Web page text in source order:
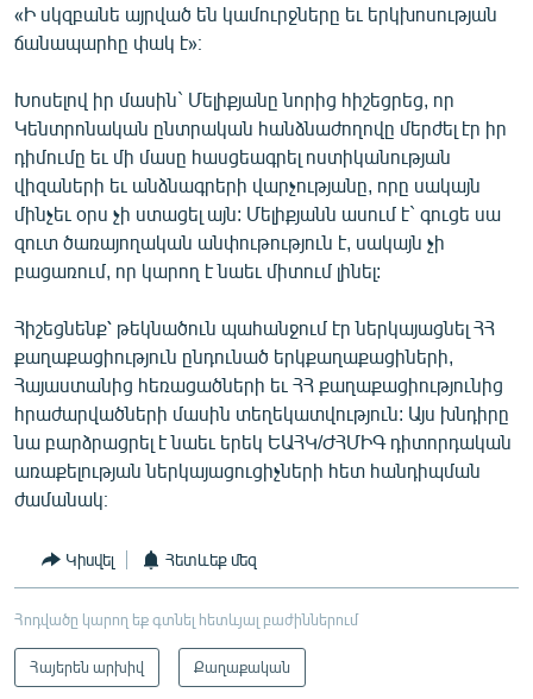
«Ի սկզբանե այրված են կամուրջները եւ երկխոսության
ճանապարհը փակ է»։
Խոսելով իր մասին` Մելիքյանը նորից հիշեցրեց, որ
Կենտրոնական ընտրական հանձնաժողովը մերժել էր իր
դիմումը եւ մի մասը հասցեագրել ոստիկանության
վիզաների եւ անձնագրերի վարչությանը, որը սակայն
մինչեւ օրս չի ստացել այն: Մելիքյանն ասում է` գուցե սա
զուտ ծառայողական անփութություն է, սակայն չի
բացառում, որ կարող է նաեւ միտում լինել:
Հիշեցնենք՝ թեկնածուն պահանջում էր ներկայացնել ՀՀ
քաղաքացիություն ընդունած երկքաղաքացիների,
Հայաստանից հեռացածների եւ ՀՀ քաղաքացիությունից
հրաժարվածների մասին տեղեկատվություն: Այս խնդիրը
նա բարձրացրել է նաեւ երեկ ԵԱՀԿ/ԺՀՄԻԳ դիտորդական
առաքելության ներկայացուցիչների հետ հանդիպման
ժամանակ։
Կիսվել Հետևեք մեզ
Հոդվածը կարող եք գտնել հետևյալ բաժիններում
Հայերեն արխիվ Քաղաքական